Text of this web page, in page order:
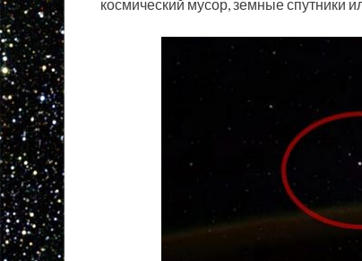
космический мусор, земные спутники